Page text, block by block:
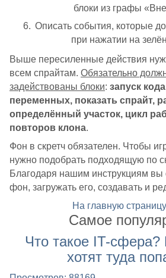
блоки из графы
Описать события, которые
при нажатии на
Выше пересиленные действия
всем спрайтам. Обязательно
задействованы блоки: запуск
переменных, показать спрайт,
определённый участок, цикл
повторов клона.
Фон в скретч обязателен. Чтобы
нужно подобрать подходящую по
Благодаря нашим инструкциям
фон, загружать его, создавать и
На главную
Самое
Что такое IT-
хотят туда